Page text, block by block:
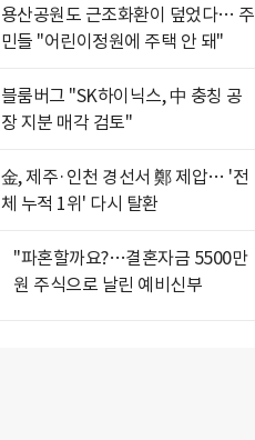
용산공원도 근조화환이 덮었다… 주
민들 "어린이정원에 주택 안 돼"
블룸버그 "SK하이닉스, 中 충칭 공
장 지분 매각 검토"
金, 제주·인천 경선서 鄭 제압… '전
체 누적 1위' 다시 탈환
"파혼할까요?…결혼자금 5500만
원 주식으로 날린 예비신부